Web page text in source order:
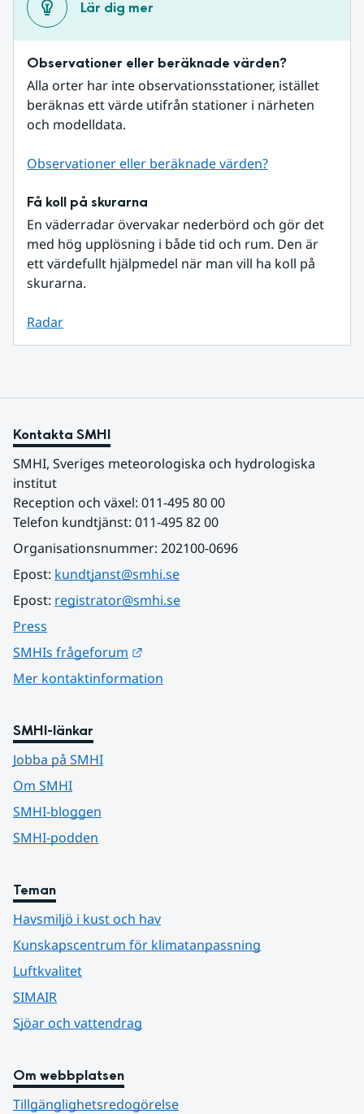
Lär dig mer
Observationer eller beräknade värden?
Alla orter har inte observationsstationer, istället
beräknas ett värde utifrån stationer i närheten
och modelldata.
Observationer eller beräknade värden?
Få koll på skurarna
En väderradar övervakar nederbörd och gör det
med hög upplösning i både tid och rum. Den är
ett värdefullt hjälpmedel när man vill ha koll på
skurarna.
Radar
Kontakta SMHI
SMHI, Sveriges meteorologiska och hydrologiska
institut
Reception och växel: 011-495 80 00
Telefon kundtjänst: 011-495 82 00
Organisationsnummer: 202100-0696
Epost: kundtjanst@smhi.se
Epost: registrator@smhi.se
Press
SMHIs frågeforum
Mer kontaktinformation
SMHI-länkar
Jobba på SMHI
Om SMHI
SMHI-bloggen
SMHI-podden
Teman
Havsmiljö i kust och hav
Kunskapscentrum för klimatanpassning
Luftkvalitet
SIMAIR
Sjöar och vattendrag
Om webbplatsen
Tillgänglighetsredogörelse